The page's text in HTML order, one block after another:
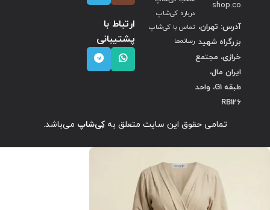
shop.co
آدرس: تهران،
بزرگراه شهید
خرازی، مجتمع
ایران مال،
طبقه G1، واحد
RB126
درباره کی‌شاپ
تماس با کی‌شاپ
رسانه‌ها
ارتباط با
پشتیبانی
تمامی حقوق این سایت متعلق بهکِی‌شاپ می‌باشد.